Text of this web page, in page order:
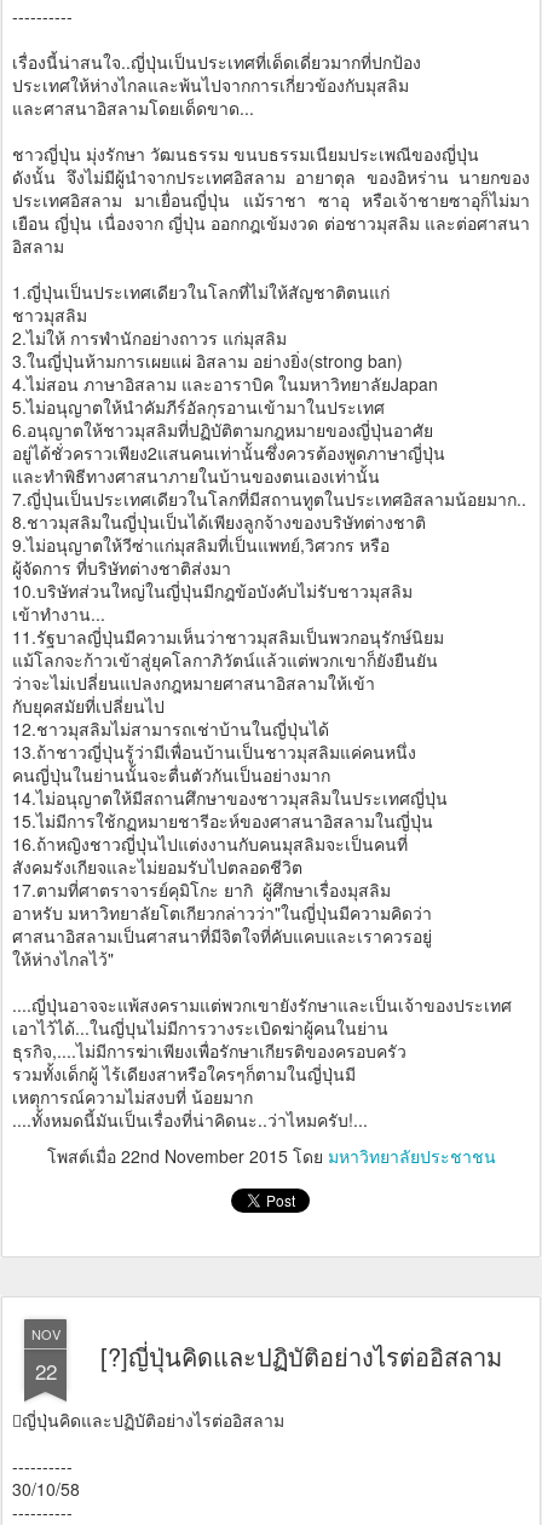
----------
เรื่องนี้น่าสนใจ..ญี่ปุ่นเป็นประเทศที่เด็ดเดี่ยวมากที่ปกป้อง
ประเทศให้ห่างไกลและพ้นไปจากการเกี่ยวข้องกับมุสลิม
และศาสนาอิสลามโดยเด็ดขาด...
ชาวญี่ปุ่น มุ่งรักษา วัฒนธรรม ขนบธรรมเนียมประเพณีของญี่ปุ่น
ดังนั้น จึงไม่มีผู้นำจากประเทศอิสลาม อายาตุล ของอิหร่าน นายกของ
ประเทศอิสลาม มาเยื่อนญี่ปุ่น แม้ราชา ซาอุ หรือเจ้าชายซาอุก็ไม่มา
เยือน ญี่ปุ่น เนื่องจาก ญี่ปุ่น ออกกฎเข้มงวด ต่อชาวมุสลิม และต่อศาสนา
อิสลาม
1.ญี่ปุ่นเป็นประเทศเดียวในโลกที่ไม่ให้สัญชาติตนแก่
ชาวมุสลิม
2.ไม่ให้ การพำนักอย่างถาวร แก่มุสลิม
3.ในญี่ปุ่นห้ามการเผยแผ่ อิสลาม อย่างยิ่ง(strong ban)
4.ไม่สอน ภาษาอิสลาม และอาราบิค ในมหาวิทยาลัยJapan
5.ไม่อนุญาตให้นำคัมภีร์อัลกุรอานเข้ามาในประเทศ
6.อนุญาตให้ชาวมุสลิมที่ปฏิบัติตามกฎหมายของญี่ปุ่นอาศัย
อยู่ได้ชั่วคราวเพียง2แสนคนเท่านั้นซึ่งควรต้องพูดภาษาญี่ปุ่น
และทำพิธีทางศาสนาภายในบ้านของตนเองเท่านั้น
7.ญี่ปุ่นเป็นประเทศเดียวในโลกที่มีสถานทูตในประเทศอิสลามน้อยมาก..
8.ชาวมุสลิมในญี่ปุ่นเป็นได้เพียงลูกจ้างของบริษัทต่างชาติ
9.ไม่อนุญาตให้วีซ่าแก่มุสลิมที่เป็นแพทย์,วิศวกร หรือ
ผู้จัดการ ที่บริษัทต่างชาติส่งมา
10.บริษัทส่วนใหญ่ในญี่ปุ่นมีกฎข้อบังคับไม่รับชาวมุสลิม
เข้าทำงาน...
11.รัฐบาลญี่ปุ่นมีความเห็นว่าชาวมุสลิมเป็นพวกอนุรักษ์นิยม
แม้โลกจะก้าวเข้าสู่ยุคโลกาภิวัตน์แล้วแต่พวกเขาก็ยังยืนยัน
ว่าจะไม่เปลี่ยนแปลงกฎหมายศาสนาอิสลามให้เข้า
กับยุคสมัยที่เปลี่ยนไป
12.ชาวมุสลิมไม่สามารถเช่าบ้านในญี่ปุ่นได้
13.ถ้าชาวญี่ปุ่นรู้ว่ามีเพื่อนบ้านเป็นชาวมุสลิมแค่คนหนึ่ง
คนญี่ปุ่นในย่านนั้นจะตื่นตัวกันเป็นอย่างมาก
14.ไม่อนุญาตให้มีสถานศึกษาของชาวมุสลิมในประเทศญี่ปุ่น
15.ไม่มีการใช้กฏหมายชารีอะห์ของศาสนาอิสลามในญี่ปุ่น
16.ถ้าหญิงชาวญี่ปุ่นไปแต่งงานกับคนมุสลิมจะเป็นคนที่
สังคมรังเกียจและไม่ยอมรับไปตลอดชีวิต
17.ตามที่ศาตราจารย์คุมิโกะ ยากิ ผู้ศึกษาเรื่องมุสลิม
อาหรับ มหาวิทยาลัยโตเกียวกล่าวว่า"ในญี่ปุ่นมีความคิดว่า
ศาสนาอิสลามเป็นศาสนาที่มีจิตใจที่คับแคบและเราควรอยู่
ให้ห่างไกลไว้"
....ญี่ปุ่นอาจจะแพ้สงครามแต่พวกเขายังรักษาและเป็นเจ้าของประเทศ
เอาไว้ได้...ในญี่ปุนไม่มีการวางระเบิดฆ่าผู้คนในย่าน
ธุรกิจ,....ไม่มีการฆ่าเพียงเพื่อรักษาเกียรติของครอบครัว
รวมทั้งเด็กผู้ ไร้เดียงสาหรือใครๆก็ตามในญี่ปุ่นมี
เหตุการณ์ความไม่สงบที่ น้อยมาก
....ทั้งหมดนี้มันเป็นเรื่องที่น่าคิดนะ..ว่าไหมครับ!...
โพสต์เมื่อ 22nd November 2015โดย มหาวิทยาลัยประชาชน
NOV
22 [?]ญี่ปุ่นคิดและปฏิบัติอย่างไรต่ออิสลาม
󾓥ญี่ปุ่นคิดและปฏิบัติอย่างไรต่ออิสลาม
----------
30/10/58
----------